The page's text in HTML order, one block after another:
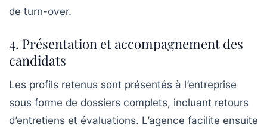
de turn-over.
4. Présentation et accompagnement des
candidats
Les profils retenus sont présentés à l’entreprise
sous forme de dossiers complets, incluant retours
d’entretiens et évaluations. L’agence facilite ensuite